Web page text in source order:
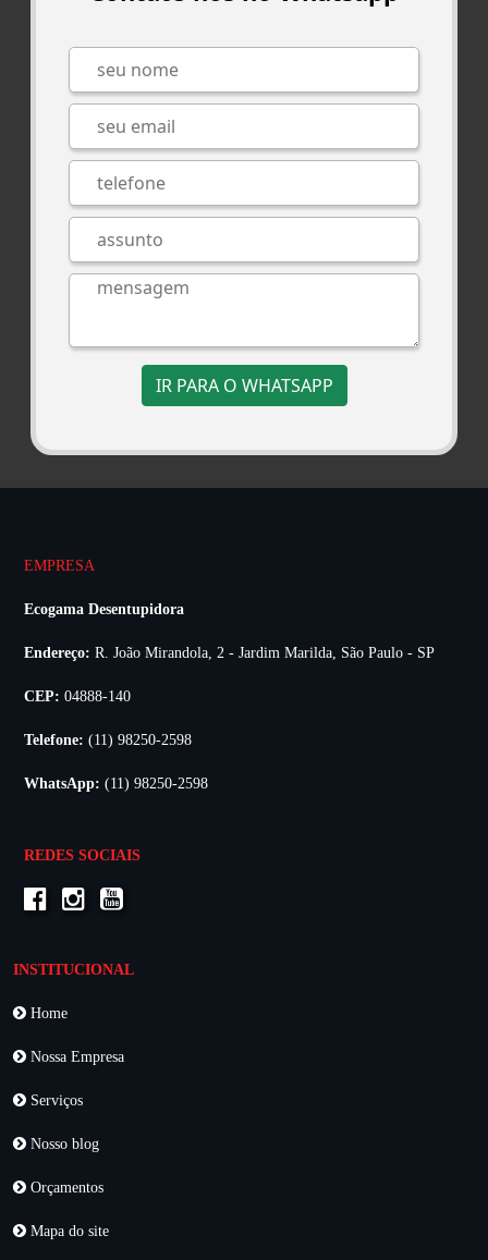
IR PARA O WHATSAPP
EMPRESA
Ecogama Desentupidora
Endereço: R. João Mirandola, 2 - Jardim Marilda, São Paulo - SP
CEP: 04888-140
Telefone: (11) 98250-2598
WhatsApp: (11) 98250-2598
REDES SOCIAIS
INSTITUCIONAL
Home
Nossa Empresa
Serviços
Nosso blog
Orçamentos
Mapa do site